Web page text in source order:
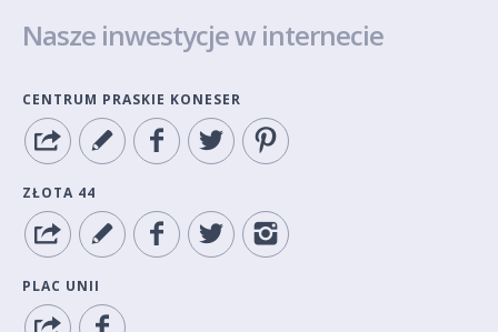
Nasze inwestycje w internecie
CENTRUM PRASKIE KONESER
ZŁOTA 44
PLAC UNII